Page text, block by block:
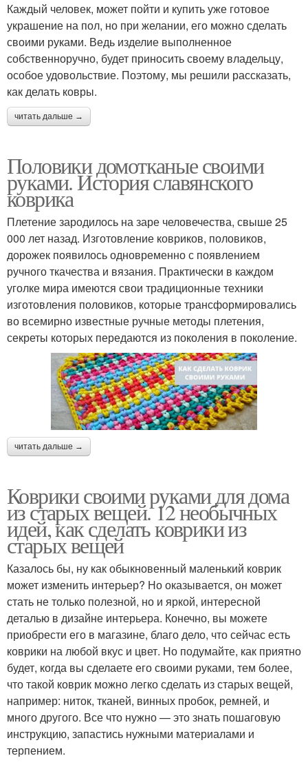
Каждый человек, может пойти и купить уже готовое
украшение на пол, но при желании, его можно сделать
своими руками. Ведь изделие выполненное
собственноручно, будет приносить своему владельцу,
особое удовольствие. Поэтому, мы решили рассказать,
как делать ковры.
читать дальше →
Половики домотканые своими
руками. История славянского
коврика
Плетение зародилось на заре человечества, свыше 25
000 лет назад. Изготовление ковриков, половиков,
дорожек появилось одновременно с появлением
ручного ткачества и вязания. Практически в каждом
уголке мира имеются свои традиционные техники
изготовления половиков, которые трансформировались
во всемирно известные ручные методы плетения,
секреты которых передаются из поколения в поколение.
читать дальше →
Коврики своими руками для дома
из старых вещей. 12 необычных
идей, как сделать коврики из
старых вещей
Казалось бы, ну как обыкновенный маленький коврик
может изменить интерьер? Но оказывается, он может
стать не только полезной, но и яркой, интересной
деталью в дизайне интерьера. Конечно, вы можете
приобрести его в магазине, благо дело, что сейчас есть
коврики на любой вкус и цвет. Но подумайте, как приятно
будет, когда вы сделаете его своими руками, тем более,
что такой коврик можно легко сделать из старых вещей,
например: ниток, тканей, винных пробок, ремней, и
много другого. Все что нужно — это знать пошаговую
инструкцию, запастись нужными материалами и
терпением.